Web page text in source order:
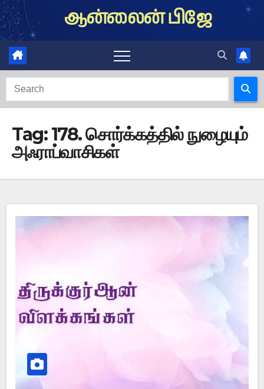
Skip
to
content
ஆன்லைன் பிஜே
Tag:178. சொர்க்கத்தில் நுழையும்
அஃராப்வாசிகள்